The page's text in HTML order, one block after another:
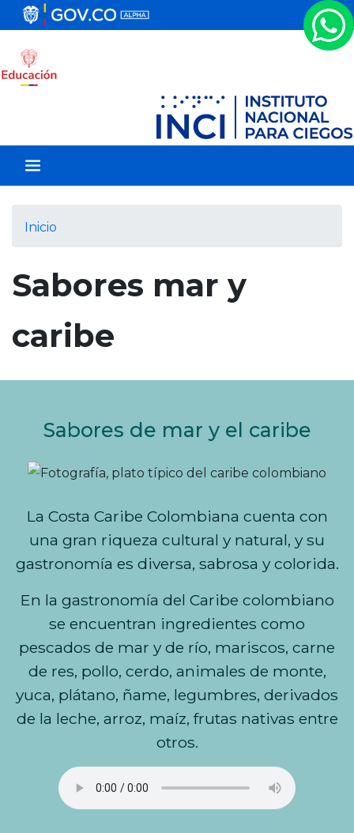
a
a
l
c
d
o
p
Inicio
Sabores mar y
caribe
Sabores de mar y el caribe
La Costa Caribe Colombiana cuenta con
una gran riqueza cultural y natural, y su
gastronomía es diversa, sabrosa y colorida.
En la gastronomía del Caribe colombiano
se encuentran ingredientes como
pescados de mar y de río, mariscos, carne
de res, pollo, cerdo, animales de monte,
yuca, plátano, ñame, legumbres, derivados
de la leche, arroz, maíz, frutas nativas entre
otros.